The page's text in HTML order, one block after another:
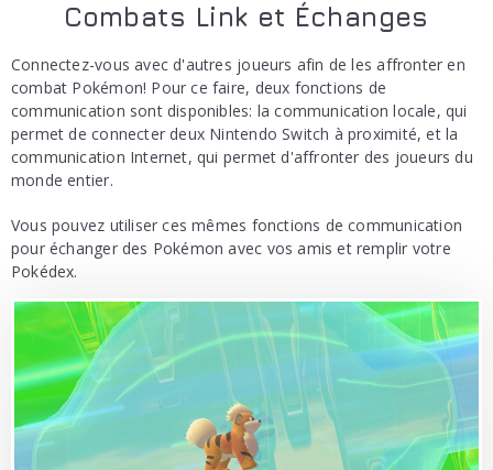
Combats Link et Échanges
Connectez-vous avec d'autres joueurs afin de les affronter en
combat Pokémon! Pour ce faire, deux fonctions de
communication sont disponibles: la communication locale, qui
permet de connecter deux Nintendo Switch à proximité, et la
communication Internet, qui permet d'affronter des joueurs du
monde entier.
Vous pouvez utiliser ces mêmes fonctions de communication
pour échanger des Pokémon avec vos amis et remplir votre
Pokédex.